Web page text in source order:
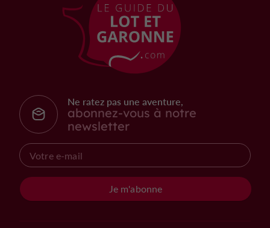
Ne ratez pas une aventure,
abonnez-vous à notre
newsletter
Je m'abonne